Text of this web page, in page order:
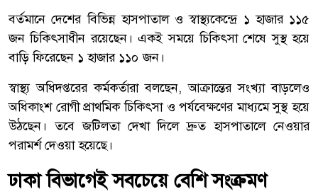
বর্তমানে দেশের বিভিন্ন হাসপাতাল ও স্বাস্থ্যকেন্দ্রে ১ হাজার ১১৫
জন চিকিৎসাধীন রয়েছেন। একই সময়ে চিকিৎসা শেষে সুস্থ হয়ে
বাড়ি ফিরেছেন ১ হাজার ১১০ জন।
স্বাস্থ্য অধিদপ্তরের কর্মকর্তারা বলছেন, আক্রান্তের সংখ্যা বাড়লেও
অধিকাংশ রোগী প্রাথমিক চিকিৎসা ও পর্যবেক্ষণের মাধ্যমে সুস্থ হয়ে
উঠছেন। তবে জটিলতা দেখা দিলে দ্রুত হাসপাতালে নেওয়ার
পরামর্শ দেওয়া হয়েছে।
ঢাকা বিভাগেই সবচেয়ে বেশি সংক্রমণ